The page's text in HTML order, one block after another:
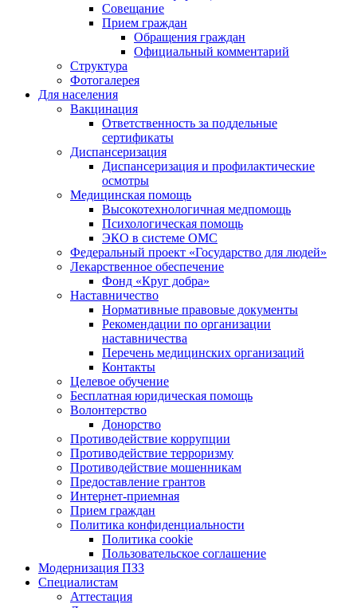
Совещание
Прием граждан
Обращения граждан
Официальный комментарий
Структура
Фотогалерея
Для населения
Вакцинация
Ответственность за поддельные
сертификаты
Диспансеризация
Диспансеризация и профилактические
осмотры
Медицинская помощь
Высокотехнологичная медпомощь
Психологическая помощь
ЭКО в системе ОМС
Федеральный проект «Государство для людей»
Лекарственное обеспечение
Фонд «Круг добра»
Наставничество
Нормативные правовые документы
Рекомендации по организации
наставничества
Перечень медицинских организаций
Контакты
Целевое обучение
Бесплатная юридическая помощь
Волонтерство
Донорство
Противодействие коррупции
Противодействие терроризму
Противодействие мошенникам
Предоставление грантов
Интернет-приемная
Прием граждан
Политика конфиденциальности
Политика cookie
Пользовательское соглашение
Модернизация ПЗЗ
Специалистам
Аттестация